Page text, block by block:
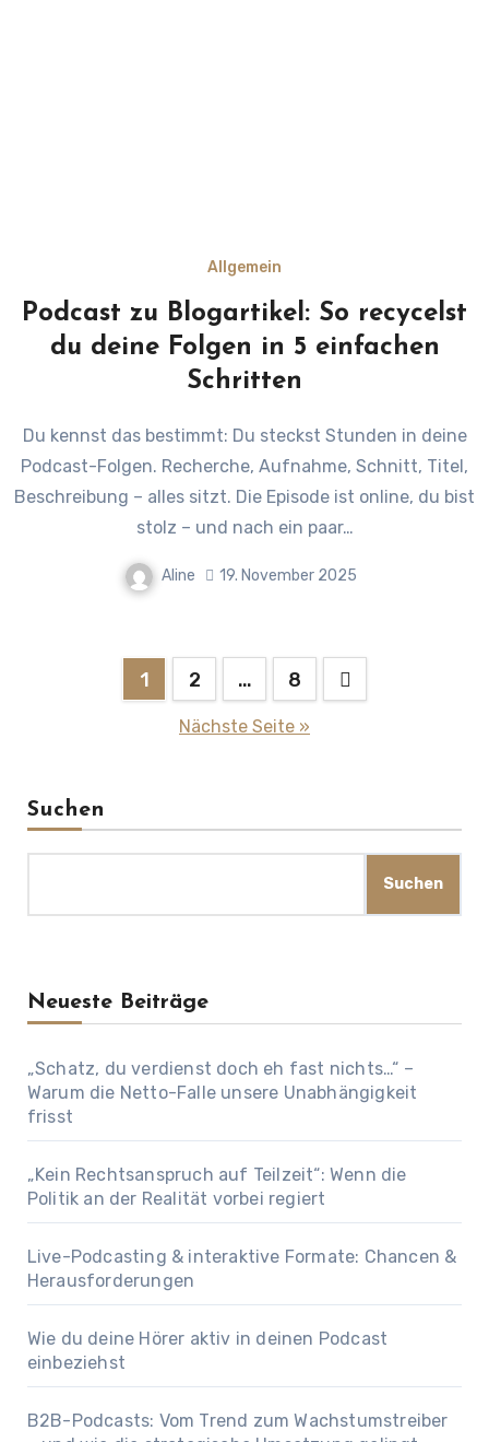
Allgemein
Podcast zu Blogartikel: So recycelst
du deine Folgen in 5 einfachen
Schritten
Du kennst das bestimmt: Du steckst Stunden in deine
Podcast-Folgen. Recherche, Aufnahme, Schnitt, Titel,
Beschreibung – alles sitzt. Die Episode ist online, du bist
stolz – und nach ein paar…
Aline 19. November 2025
Seitennummerierung
1 2 … 8
Nächste Seite »
Suchen
Suchen
Neueste Beiträge
„Schatz, du verdienst doch eh fast nichts…“ –
Warum die Netto-Falle unsere Unabhängigkeit
frisst
„Kein Rechtsanspruch auf Teilzeit“: Wenn die
Politik an der Realität vorbei regiert
Live-Podcasting & interaktive Formate: Chancen &
Herausforderungen
Wie du deine Hörer aktiv in deinen Podcast
einbeziehst
B2B-Podcasts: Vom Trend zum Wachstumstreiber